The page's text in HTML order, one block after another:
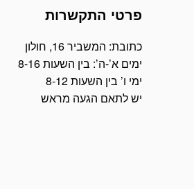
פרטי התקשרות
כתובת: המשביר 16, חולון
ימים א’-ה’: בין השעות 8-16
ימי ו’ בין השעות 8-12
יש לתאם הגעה מראש